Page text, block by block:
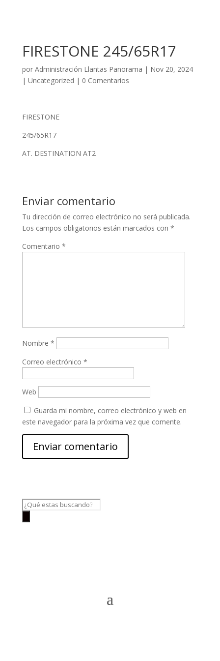
FIRESTONE 245/65R17
por Administración Llantas Panorama | Nov 20, 2024
| Uncategorized | 0 Comentarios
FIRESTONE
245/65R17
AT. DESTINATION AT2
Enviar comentario
Tu dirección de correo electrónico no será publicada.
Los campos obligatorios están marcados con *
Comentario *
Nombre *
Correo electrónico *
Web
Guarda mi nombre, correo electrónico y web en
este navegador para la próxima vez que comente.
Búsqueda